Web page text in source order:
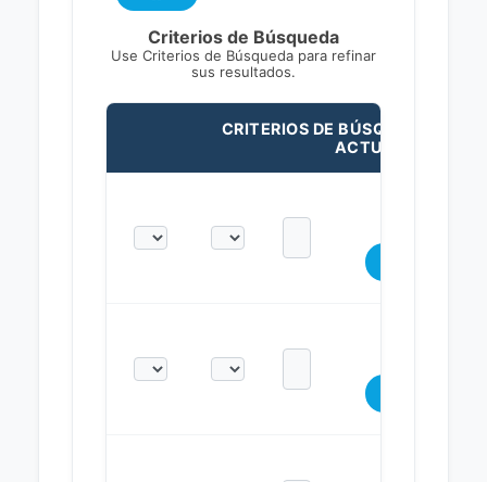
Criterios de Búsqueda
Use Criterios de Búsqueda para refinar
sus resultados.
CRITERIOS DE BÚSQUEDA
ACTUALES: